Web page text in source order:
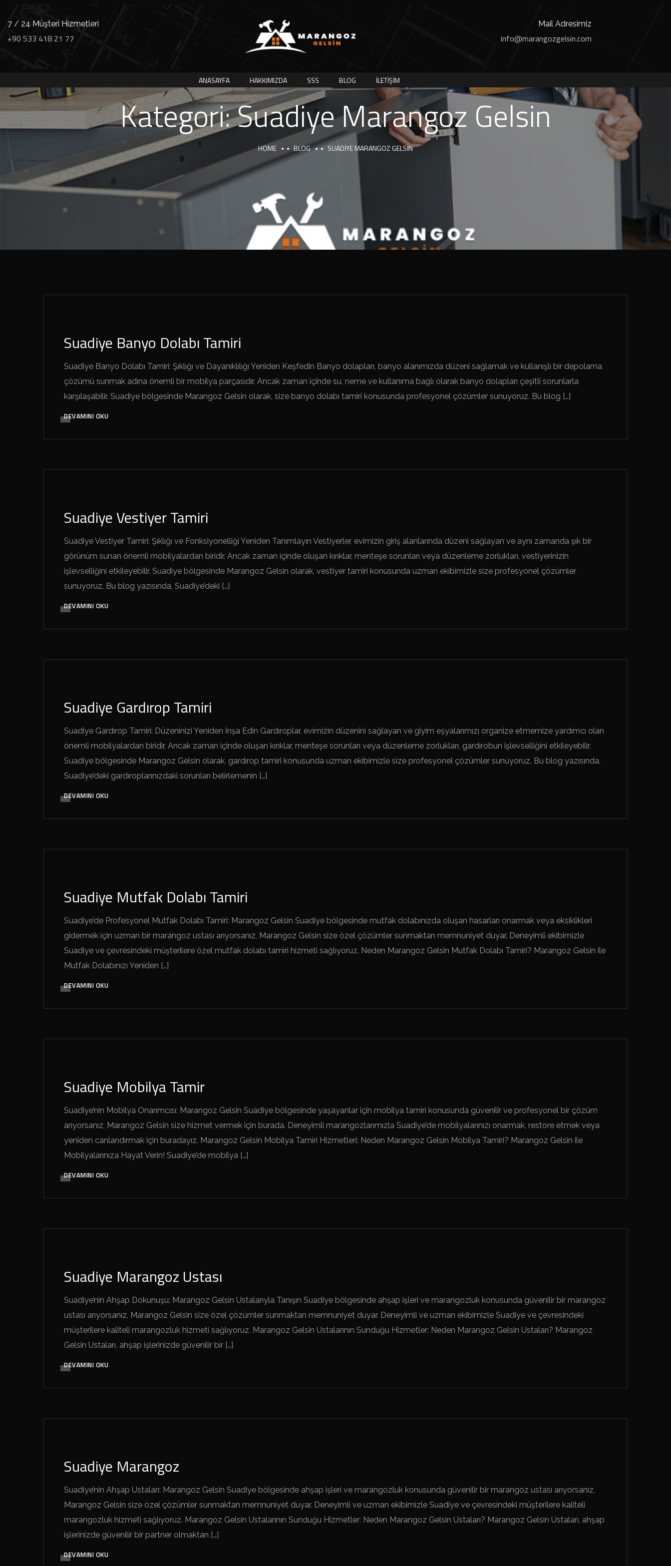
7 / 24 Müşteri Hizmetleri
+90 533 418 21 77
Mail Adresimiz
info@marangozgelsin.com
ANASAYFA HAKKIMIZDA SSS BLOG İLETIŞIM
Kategori:Suadiye Marangoz Gelsin
HOME BLOG SUADIYE MARANGOZ GELSIN
Suadiye Banyo Dolabı Tamiri
Suadiye Banyo Dolabı Tamiri: Şıklığı ve Dayanıklılığı Yeniden Keşfedin Banyo dolapları, banyo alanımızda düzeni sağlamak ve kullanışlı bir depolama
çözümü sunmak adına önemli bir mobilya parçasıdır. Ancak zaman içinde su, neme ve kullanıma bağlı olarak banyo dolapları çeşitli sorunlarla
karşılaşabilir. Suadiye bölgesinde Marangoz Gelsin olarak, size banyo dolabı tamiri konusunda profesyonel çözümler sunuyoruz. Bu blog […]
DEVAMINI OKU
Suadiye Vestiyer Tamiri
Suadiye Vestiyer Tamiri: Şıklığı ve Fonksiyonelliği Yeniden Tanımlayın Vestiyerler, evimizin giriş alanlarında düzeni sağlayan ve aynı zamanda şık bir
görünüm sunan önemli mobilyalardan biridir. Ancak zaman içinde oluşan kırıklar, menteşe sorunları veya düzenleme zorlukları, vestiyerinizin
işlevselliğini etkileyebilir. Suadiye bölgesinde Marangoz Gelsin olarak, vestiyer tamiri konusunda uzman ekibimizle size profesyonel çözümler
sunuyoruz. Bu blog yazısında, Suadiye’deki […]
DEVAMINI OKU
Suadiye Gardırop Tamiri
Suadiye Gardırop Tamiri: Düzeninizi Yeniden İnşa Edin Gardıroplar, evimizin düzenini sağlayan ve giyim eşyalarımızı organize etmemize yardımcı olan
önemli mobilyalardan biridir. Ancak zaman içinde oluşan kırıklar, menteşe sorunları veya düzenleme zorlukları, gardırobun işlevselliğini etkileyebilir.
Suadiye bölgesinde Marangoz Gelsin olarak, gardırop tamiri konusunda uzman ekibimizle size profesyonel çözümler sunuyoruz. Bu blog yazısında,
Suadiye’deki gardıroplarınızdaki sorunları belirlemenin […]
DEVAMINI OKU
Suadiye Mutfak Dolabı Tamiri
Suadiye’de Profesyonel Mutfak Dolabı Tamiri: Marangoz Gelsin Suadiye bölgesinde mutfak dolabınızda oluşan hasarları onarmak veya eksiklikleri
gidermek için uzman bir marangoz ustası arıyorsanız, Marangoz Gelsin size özel çözümler sunmaktan memnuniyet duyar. Deneyimli ekibimizle
Suadiye ve çevresindeki müşterilere özel mutfak dolabı tamiri hizmeti sağlıyoruz. Neden Marangoz Gelsin Mutfak Dolabı Tamiri? Marangoz Gelsin ile
Mutfak Dolabınızı Yeniden […]
DEVAMINI OKU
Suadiye Mobilya Tamir
Suadiye’nin Mobilya Onarımcısı: Marangoz Gelsin Suadiye bölgesinde yaşayanlar için mobilya tamiri konusunda güvenilir ve profesyonel bir çözüm
arıyorsanız, Marangoz Gelsin size hizmet vermek için burada. Deneyimli marangozlarımızla Suadiye’de mobilyalarınızı onarmak, restore etmek veya
yeniden canlandırmak için buradayız. Marangoz Gelsin Mobilya Tamiri Hizmetleri: Neden Marangoz Gelsin Mobilya Tamiri? Marangoz Gelsin ile
Mobilyalarınıza Hayat Verin! Suadiye’de mobilya […]
DEVAMINI OKU
Suadiye Marangoz Ustası
Suadiye’nin Ahşap Dokunuşu: Marangoz Gelsin Ustalarıyla Tanışın Suadiye bölgesinde ahşap işleri ve marangozluk konusunda güvenilir bir marangoz
ustası arıyorsanız, Marangoz Gelsin size özel çözümler sunmaktan memnuniyet duyar. Deneyimli ve uzman ekibimizle Suadiye ve çevresindeki
müşterilere kaliteli marangozluk hizmeti sağlıyoruz. Marangoz Gelsin Ustalarının Sunduğu Hizmetler: Neden Marangoz Gelsin Ustaları? Marangoz
Gelsin Ustaları, ahşap işlerinizde güvenilir bir […]
DEVAMINI OKU
Suadiye Marangoz
Suadiye’nin Ahşap Ustaları: Marangoz Gelsin Suadiye bölgesinde ahşap işleri ve marangozluk konusunda güvenilir bir marangoz ustası arıyorsanız,
Marangoz Gelsin size özel çözümler sunmaktan memnuniyet duyar. Deneyimli ve uzman ekibimizle Suadiye ve çevresindeki müşterilere kaliteli
marangozluk hizmeti sağlıyoruz. Marangoz Gelsin Ustalarının Sunduğu Hizmetler: Neden Marangoz Gelsin Ustaları? Marangoz Gelsin Ustaları, ahşap
işlerinizde güvenilir bir partner olmaktan […]
DEVAMINI OKU